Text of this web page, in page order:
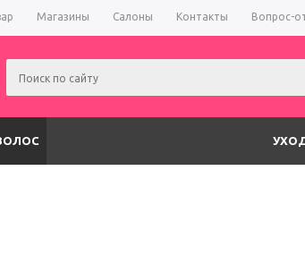
Магазины Салоны Контакты Вопрос-